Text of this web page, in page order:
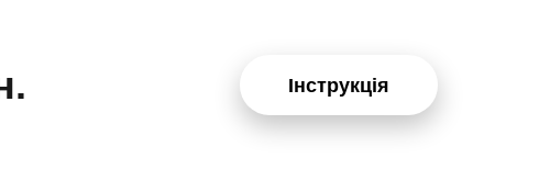
Інструкція